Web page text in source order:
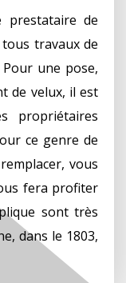
prestataire de
travaux de
une pose,
de velux, il est
propriétaires
ce genre de
vous
fera profiter
sont très
dans le 1803,